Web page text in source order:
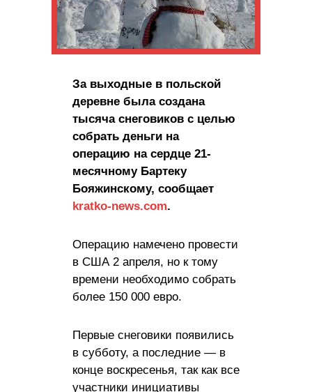
За выходные в польской
деревне была создана
тысяча снеговиков с целью
собрать деньги на
операцию на сердце 21-
месячному Бартеку
Бояжинскому, сообщает
kratko-news.com.
Операцию намечено провести
в США 2 апреля, но к тому
времени необходимо собрать
более 150 000 евро.
Первые снеговики появились
в субботу, а последние — в
конце воскресенья, так как все
участники инициативы